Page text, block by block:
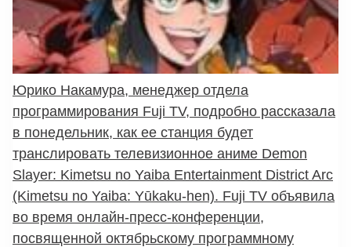
Юрико Накамура, менеджер отдела
программирования Fuji TV, подробно рассказала
в понедельник, как ее станция будет
транслировать телевизионное аниме Demon
Slayer: Kimetsu no Yaiba Entertainment District Arc
(Kimetsu no Yaiba: Yūkaku-hen). Fuji TV объявила
во время онлайн-пресс-конференции,
посвященной октябрьскому программному